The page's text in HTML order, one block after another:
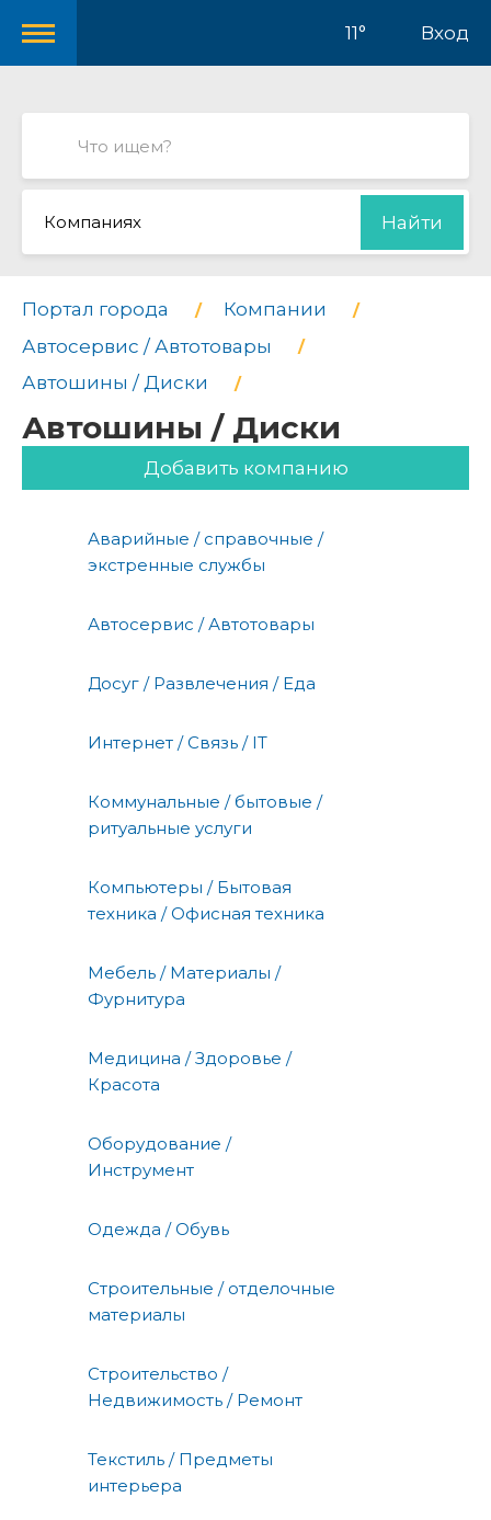
11° Вход
Компаниях Найти
Портал города
Компании
Автосервис / Автотовары
Автошины / Диски
Автошины / Диски
Добавить компанию
Аварийные / справочные /
экстренные службы
Автосервис / Автотовары
Досуг / Развлечения / Еда
Интернет / Связь / IT
Коммунальные / бытовые /
ритуальные услуги
Компьютеры / Бытовая
техника / Офисная техника
Мебель / Материалы /
Фурнитура
Медицина / Здоровье /
Красота
Оборудование /
Инструмент
Одежда / Обувь
Строительные / отделочные
материалы
Строительство /
Недвижимость / Ремонт
Текстиль / Предметы
интерьера